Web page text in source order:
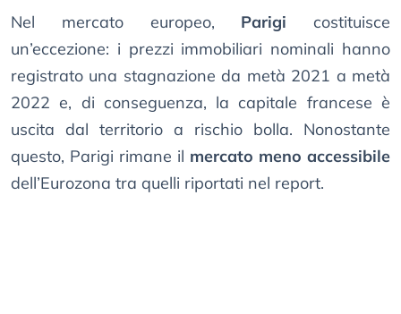
Nel mercato europeo, Parigi costituisce
un’eccezione: i prezzi immobiliari nominali hanno
registrato una stagnazione da metà 2021 a metà
2022 e, di conseguenza, la capitale francese è
uscita dal territorio a rischio bolla. Nonostante
questo, Parigi rimane il mercato meno accessibile
dell’Eurozona tra quelli riportati nel report.